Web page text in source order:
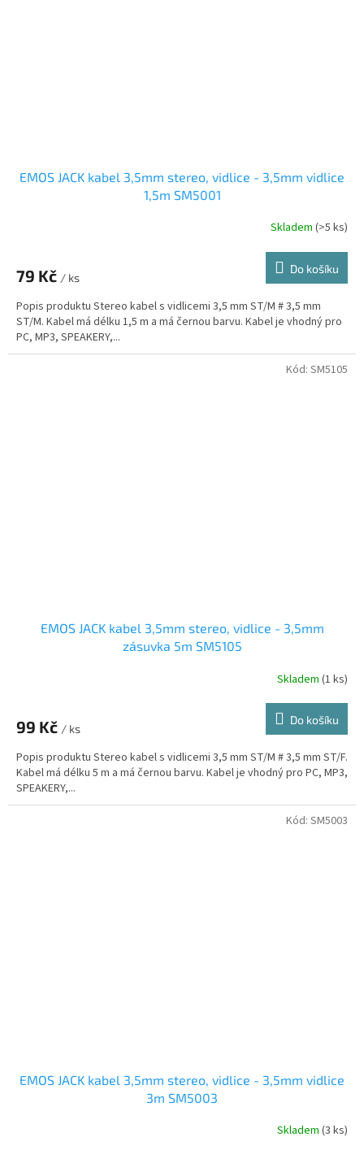
EMOS JACK kabel 3,5mm stereo, vidlice - 3,5mm vidlice
1,5m SM5001
Skladem (>5 ks)
79 Kč / ks
Do košíku
Popis produktu Stereo kabel s vidlicemi 3,5 mm ST/M # 3,5 mm
ST/M. Kabel má délku 1,5 m a má černou barvu. Kabel je vhodný pro
PC, MP3, SPEAKERY,...
EMOS JACK kabel 3,5mm stereo, vidlice - 3,5mm
zásuvka 5m SM5105
Skladem (1 ks)
99 Kč / ks
Do košíku
Popis produktu Stereo kabel s vidlicemi 3,5 mm ST/M # 3,5 mm ST/F.
Kabel má délku 5 m a má černou barvu. Kabel je vhodný pro PC, MP3,
SPEAKERY,...
Kód: SM5105
EMOS JACK kabel 3,5mm stereo, vidlice - 3,5mm vidlice
3m SM5003
Skladem (3 ks)
Kód: SM5003